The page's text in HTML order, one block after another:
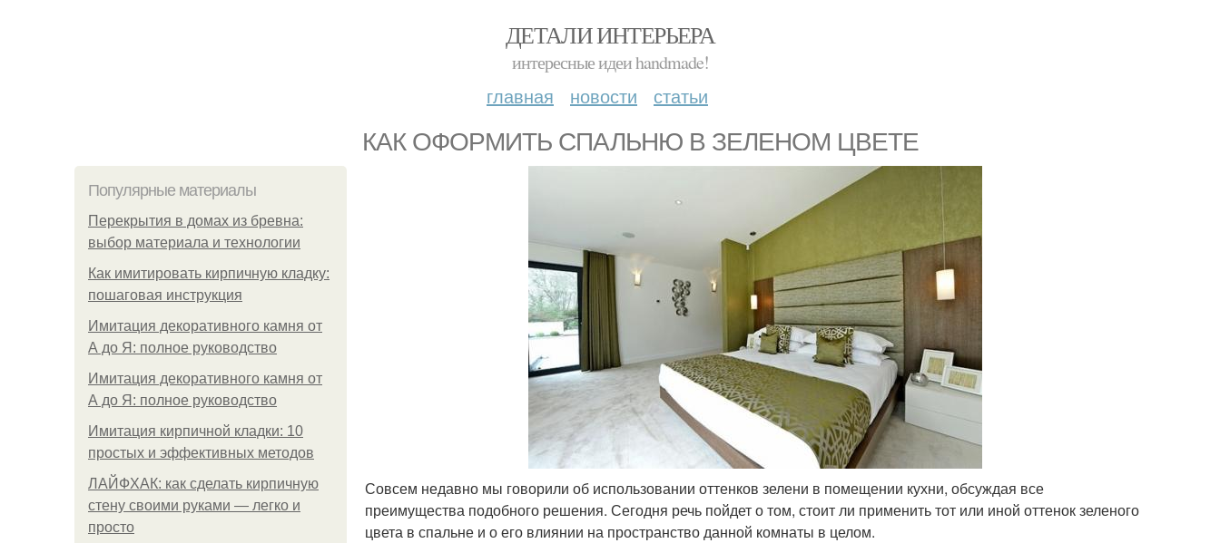
ДЕТАЛИ ИНТЕРЬЕРА
интересные идеи handmade!
главная новости статьи
КАК ОФОРМИТЬ СПАЛЬНЮ В ЗЕЛЕНОМ ЦВЕТЕ
Популярные материалы
Перекрытия в домах из бревна:
выбор материала и технологии
Как имитировать кирпичную кладку:
пошаговая инструкция
Имитация декоративного камня от
А до Я: полное руководство
Имитация декоративного камня от
А до Я: полное руководство
Имитация кирпичной кладки: 10
простых и эффективных методов
ЛАЙФХАК: как сделать кирпичную
стену своими руками — легко и
просто
Совсем недавно мы говорили об использовании оттенков зелени в помещении кухни, обсуждая все
преимущества подобного решения. Сегодня речь пойдет о том, стоит ли применить тот или иной оттенок зеленого
цвета в спальне и о его влиянии на пространство данной комнаты в целом.